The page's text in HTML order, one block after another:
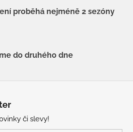
proběhá nejméně 2 sezóny
do druhého dne
či slevy!